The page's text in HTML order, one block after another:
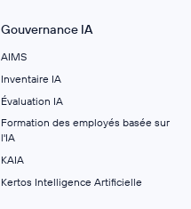
Gouvernance IA
AIMS
Inventaire IA
Évaluation IA
Formation des employés basée sur
l'IA
KAIA
Kertos Intelligence Artificielle